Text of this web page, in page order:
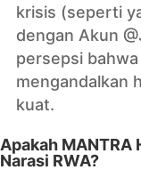
krisis (seperti
dengan Akun
persepsi
mengandalkan
kuat.
Apakah MANTRA
Narasi RWA?